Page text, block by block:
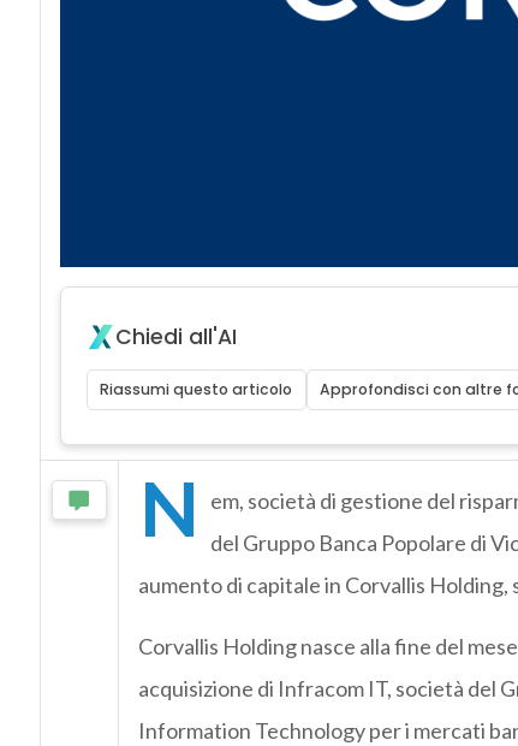
Chiedi all'AI
Riassumi questo articolo Approfondisci con altre
N
em, società di gestione del
del Gruppo Banca Popolare di
aumento di capitale in Corvallis
Corvallis Holding nasce alla fine del
acquisizione di Infracom IT, società del
Information Technology per i mercati